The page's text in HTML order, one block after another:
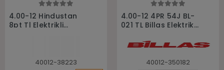
4.00-12 Hindustan
8pt Tl Elektrikli
40012-38223
Stokta Yok
4.00-12 4PR 54J BL-
021 TL Billas Elektrikli
Lastiği
40012-350182